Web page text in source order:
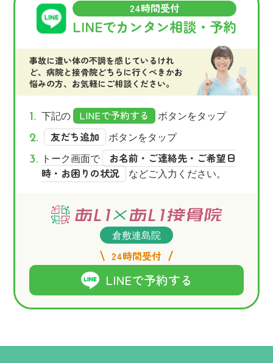
24時間受付
LINEでカンタン相談・予約
事故に遭い体の不調を感じているけれ
ど、病院と接骨院どちらに行くべきかお
悩みの方、お気軽にご相談ください。
下記の LINEで予約する ボタンをタップ
友だち追加
ボタンをタップ
トーク画面で
お名前・ご連絡先・ご希望日
時・お困りの状況
などご入力ください。
倉敷連島院
24時間受付
LINEで予約する